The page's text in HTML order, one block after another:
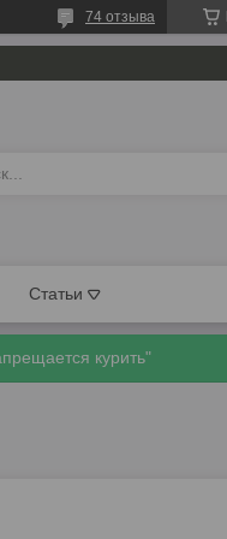
74 отзыва
Статьи
курить"